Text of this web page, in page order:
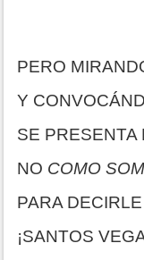
PERO
Y
SE PRESENTA
NO COMO
PARA
¡SANTOS